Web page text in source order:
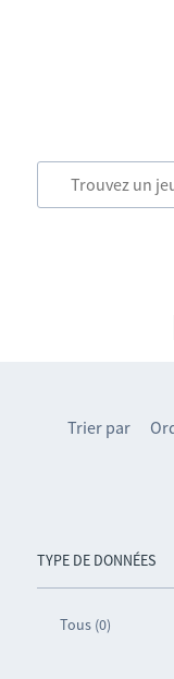
TYPE DE DONNÉES
Tous (0)
Trier par